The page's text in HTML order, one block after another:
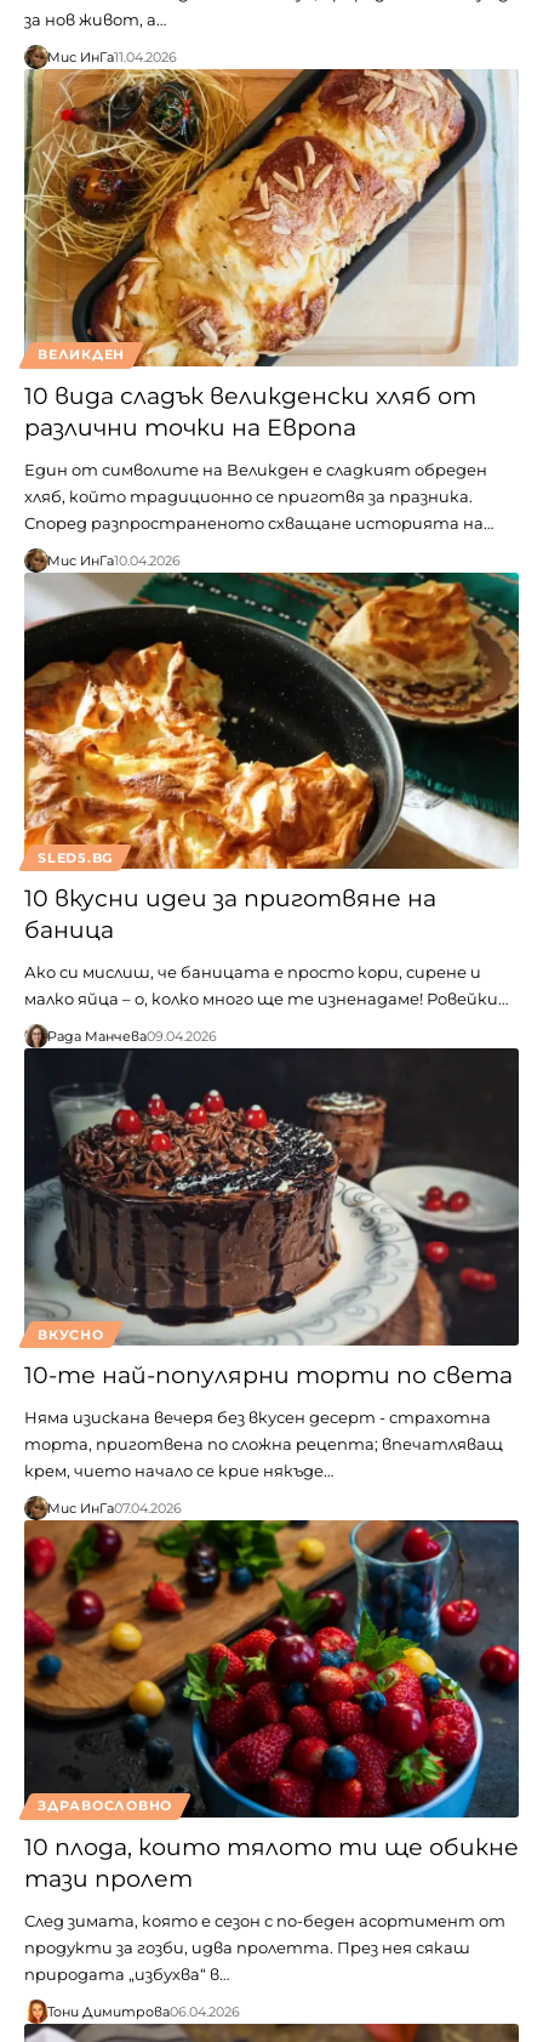
за нов живот, а…
Мис ИнГа11.04.2026
ВЕЛИКДЕН
10 вида сладък великденски хляб от
различни точки на Европа
Един от символите на Великден е сладкият обреден
хляб, който традиционно се приготвя за празника.
Според разпространеното схващане историята на…
Мис ИнГа10.04.2026
SLED5.BG
10 вкусни идеи за приготвяне на
баница
Ако си мислиш, че баницата е просто кори, сирене и
малко яйца – о, колко много ще те изненадаме! Ровейки…
Рада Манчева09.04.2026
ВКУСНО
10-те най-популярни торти по света
Няма изискана вечеря без вкусен десерт - страхотна
торта, приготвена по сложна рецепта; впечатляващ
крем, чието начало се крие някъде…
Мис ИнГа07.04.2026
ЗДРАВОСЛОВНО
10 плода, които тялото ти ще обикне
тази пролет
След зимата, която е сезон с по-беден асортимент от
продукти за гозби, идва пролетта. През нея сякаш
природата „избухва“ в…
Тони Димитрова06.04.2026